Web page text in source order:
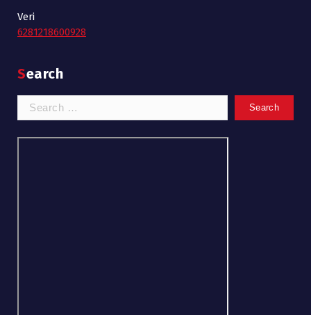
Veri
6281218600928
Search
Search
for: